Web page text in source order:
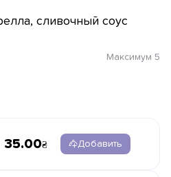
сливочный соус
Максимум 5
35.00 Добавить